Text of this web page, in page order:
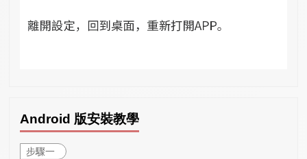
Android 版安裝教學
步驟一